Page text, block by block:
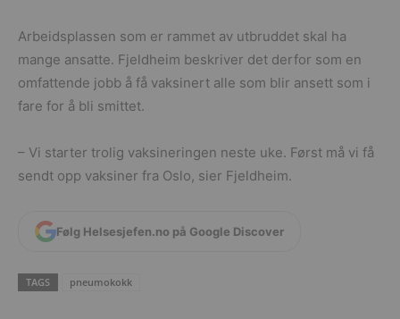
Arbeidsplassen som er rammet av utbruddet skal ha
mange ansatte. Fjeldheim beskriver det derfor som en
omfattende jobb å få vaksinert alle som blir ansett som i
fare for å bli smittet.
– Vi starter trolig vaksineringen neste uke. Først må vi få
sendt opp vaksiner fra Oslo, sier Fjeldheim.
Følg Helsesjefen.no på Google Discover
TAGS pneumokokk